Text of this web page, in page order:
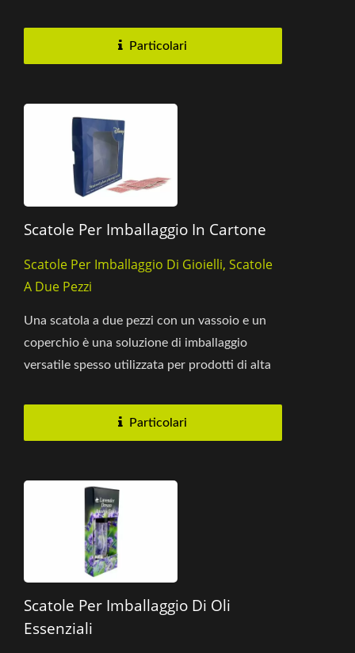
Particolari
Scatole Per Imballaggio In Cartone
Scatole Per Imballaggio Di Gioielli, Scatole
A Due Pezzi
Una scatola a due pezzi con un vassoio e un
coperchio è una soluzione di imballaggio
versatile spesso utilizzata per prodotti di alta
Particolari
Scatole Per Imballaggio Di Oli
Essenziali